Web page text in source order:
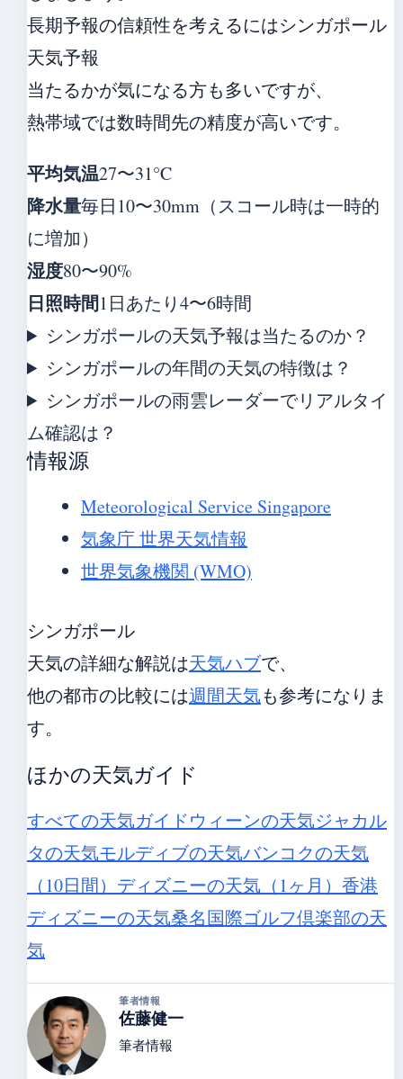
長期予報の信頼性を考えるにはシンガポール
天気予報
当たるかが気になる方も多いですが、
熱帯域では数時間先の精度が高いです。
平均気温27〜31°C
降水量毎日10〜30mm（スコール時は一時的
に増加）
湿度80〜90%
日照時間1日あたり4〜6時間
シンガポールの天気予報は当たるのか？
シンガポールの年間の天気の特徴は？
シンガポールの雨雲レーダーでリアルタイ
ム確認は？
情報源
Meteorological Service Singapore
気象庁 世界天気情報
世界気象機関 (WMO)
シンガポール
天気の詳細な解説は天気ハブで、
他の都市の比較には週間天気も参考になりま
す。
ほかの天気ガイド
すべての天気ガイドウィーンの天気ジャカル
タの天気モルディブの天気バンコクの天気
（10日間） ディズニーの天気（1ヶ月） 香港
ディズニーの天気桑名国際ゴルフ倶楽部の天
気
筆者情報
佐藤健一
筆者情報